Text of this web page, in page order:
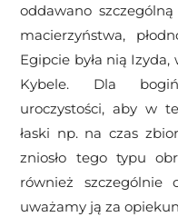
oddawano
macierzyństwa,
Egipcie była nią
Kybele. Dla
uroczystości, aby w
łaski np. na czas
zniosło tego typu
również
uważamy ją za